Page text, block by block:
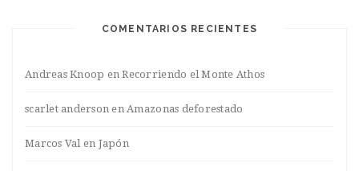
COMENTARIOS RECIENTES
Andreas Knoop enRecorriendo el Monte Athos
scarlet anderson enAmazonas deforestado
Marcos Valen Japón